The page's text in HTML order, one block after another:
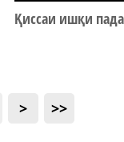
Қиссаи ишқи
> >>